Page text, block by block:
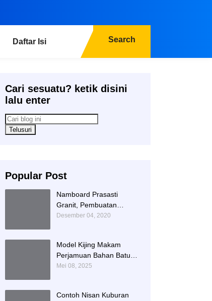
Daftar Isi Search
Cari sesuatu? ketik disini
lalu enter
Popular Post
Namboard Prasasti
Granit, Pembuatan
Prasasti Namboard,
Desember 04, 2020
Model Kijing Makam
Perjamuan Bahan Batu
Granit Hitam Mengkilat
Mei 08, 2025
Contoh Nisan Kuburan